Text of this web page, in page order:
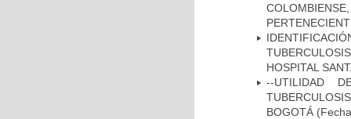
HOSPITAL
--UTILIDAD
BOGOTÁ